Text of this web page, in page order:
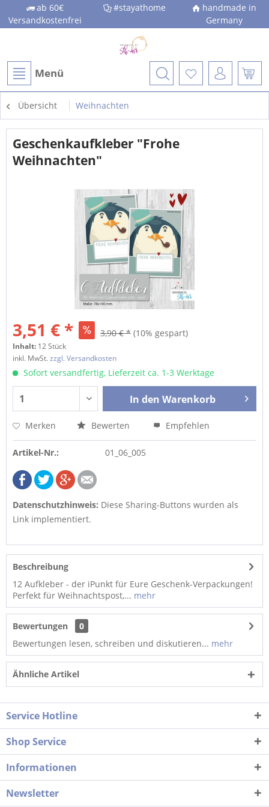
ab 60€
Versandkostenfrei
#stayathome
handmade in
Germany
Menü
Übersicht Weihnachten
Geschenkaufkleber "Frohe
Weihnachten"
3,51 € * 3,90 € * (10% gespart)
Inhalt: 12 Stück
inkl. MwSt.zzgl. Versandkosten
Sofort versandfertig, Lieferzeit ca. 1-3 Werktage
In den Warenkorb
Merken Bewerten Empfehlen
Artikel-Nr.: 01_06_005
Datenschutzhinweis: Diese Sharing-Buttons wurden als
Link implementiert.
Beschreibung
12 Aufkleber - der iPunkt für Eure Geschenk-Verpackungen!
Perfekt für Weihnachtspost,... mehr
Bewertungen
0
Bewertungen lesen, schreiben und diskutieren... mehr
Ähnliche Artikel
Service Hotline
Shop Service
Informationen
Newsletter